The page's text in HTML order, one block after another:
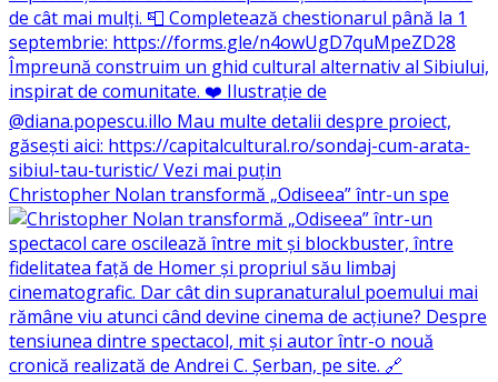
Christopher Nolan transformă „Odiseea” într-un spe